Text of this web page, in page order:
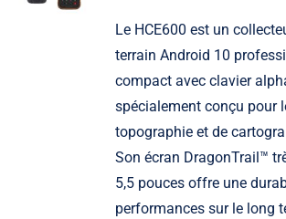
Le HCE600 est un
terrain Android 10
compact avec clavier
spécialement conçu pour
topographie et de
Son écran DragonTrail™
5,5 pouces offre une
performances sur le long